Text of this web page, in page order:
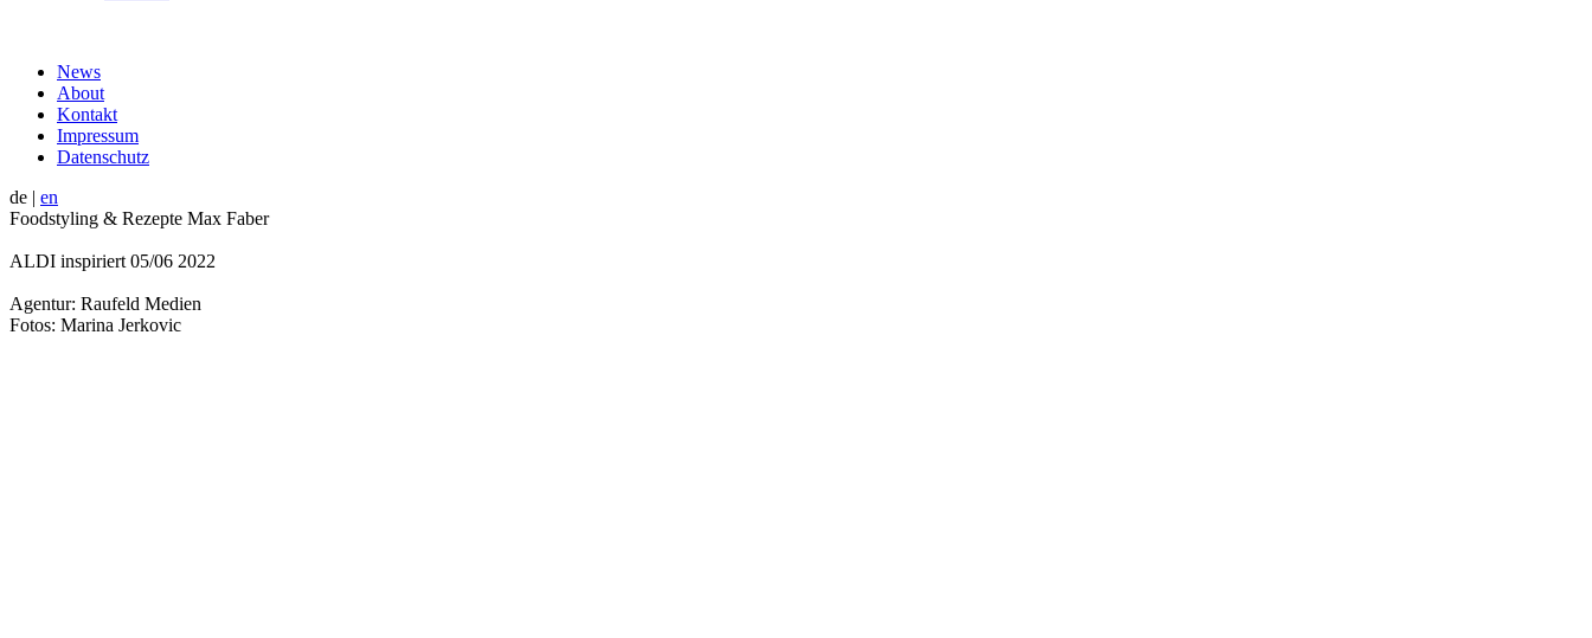
News
About
Kontakt
Impressum
Datenschutz
de | en
Foodstyling & Rezepte Max Faber
ALDI inspiriert 05/06 2022
Agentur: Raufeld Medien
Fotos: Marina Jerkovic